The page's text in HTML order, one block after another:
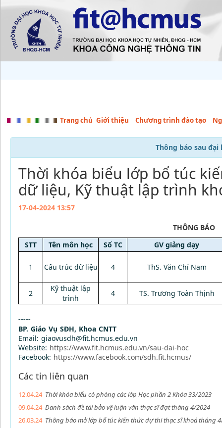
Trang chủ Giới thiệu Chương trình đào tạo
Thông báo sau đại
Thời khóa biểu lớp bổ túc
dữ liệu, Kỹ thuật lập trình
17-04-2024 13:57
THÔNG BÁO
STT
Tên môn học Số TC GV giảng dạy
1 Cấu trúc dữ liệu 4 ThS. Văn Chí Nam
2
Kỹ thuật lập
trình
4 TS. Trương Toàn Thịnh
-----
BP. Giáo Vụ SĐH, Khoa CNTT
Email: giaovusdh@fit.hcmus.edu.vn
Website: https://www.fit.hcmus.edu.vn/sau-dai-hoc
Facebook: https://www.facebook.com/sdh.fit.hcmus/
Các tin liên quan
12.04.24 Thời khóa biểu có phòng các lớp Học phần 2 Khóa 33/2023
09.04.24 Danh sách đề tài bảo vệ luận văn thạc sĩ đợt tháng 4/2024
26.03.24 Thông báo mở lớp bổ túc kiến thức dự thi thạc sĩ khoá tháng